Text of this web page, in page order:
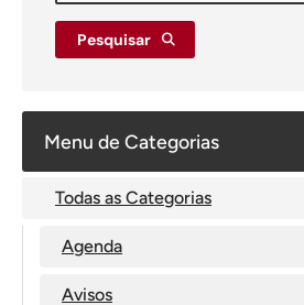
Pesquisar
Menu de Categorias
Todas as Categorias
Agenda
Avisos